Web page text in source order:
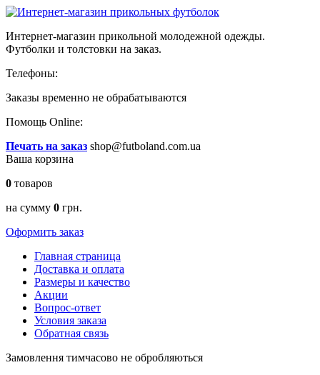
Интернет-магазин прикольной молодежной одежды.
Футболки и толстовки на заказ.
Телефоны:
Заказы временно не обрабатываются
Помощь Online:
Печать на заказ shop@futboland.com.ua
Ваша корзина
0 товаров
на сумму 0 грн.
Оформить заказ
Главная страница
Доставка и оплата
Размеры и качество
Акции
Вопрос-ответ
Условия заказа
Обратная связь
Замовлення тимчасово не обробляються